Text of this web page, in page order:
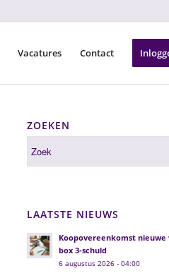
Vacatures Contact
ZOEKEN
LAATSTE NIEUWS
Koopovereenkomst nieuwe
box 3-schuld
6 augustus 2026 - 04:00